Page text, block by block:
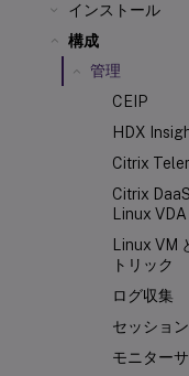
インストール
構成
管理
CEIP
HDX
Citrix
Citrix
Linux
Linux VM
トリック
ログ収集
セッショ
モニター